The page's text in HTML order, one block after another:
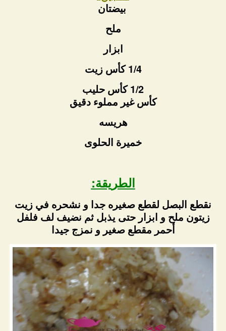
بيضتان
ملح
ابزار
1/4 كأس زيت
1/2 كأس حليب
كأس غير مملوء دقيق
هريسه
خميرة الحلوى
الطريقة:
نقطع البصل لقطع صغيره جدا و نشحره في زيت
زيتون ملح و ابزار حتى يذبل ثم نضيف لف فلفل
أحمر مقطع صغير و نمزج جيدا